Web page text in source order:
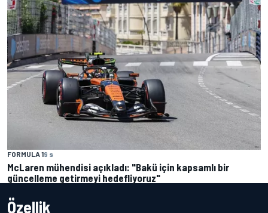
FORMULA 19 s
McLaren mühendisi açıkladı: "Bakü için kapsamlı bir
güncelleme getirmeyi hedefliyoruz"
Özellik